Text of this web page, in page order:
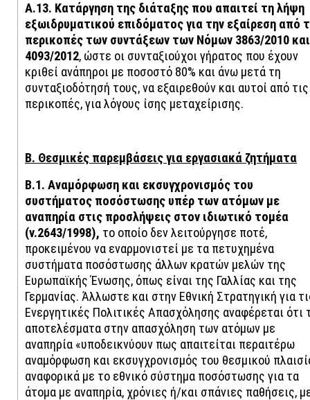
Α.13. Κατάργηση της διάταξης που απαιτεί τη λήψη
εξωιδρυματικού επιδόματος για την εξαίρεση από
περικοπές των συντάξεων των Νόμων 3863/2010 και
4093/2012, ώστε οι συνταξιούχοι γήρατος που έχουν
κριθεί ανάπηροι με ποσοστό 80% και άνω μετά τη
συνταξιοδότησή τους, να εξαιρεθούν και αυτοί από τις
περικοπές, για λόγους ίσης μεταχείρισης.
Β. Θεσμικές παρεμβάσεις για εργασιακά ζητήματα
Β.1. Αναμόρφωση και εκσυγχρονισμός του
συστήματος ποσόστωσης υπέρ των ατόμων με
αναπηρία στις προσλήψεις στον ιδιωτικό τομέα
(ν.2643/1998), το οποίο δεν λειτούργησε ποτέ,
προκειμένου να εναρμονιστεί με τα πετυχημένα
συστήματα ποσόστωσης άλλων κρατών μελών της
Ευρωπαϊκής Ένωσης, όπως είναι της Γαλλίας και της
Γερμανίας. Άλλωστε και στην Εθνική Στρατηγική για
Ενεργητικές Πολιτικές Απασχόλησης αναφέρεται ότι
αποτελέσματα στην απασχόληση των ατόμων με
αναπηρία «υποδεικνύουν πως απαιτείται περαιτέρω
αναμόρφωση και εκσυγχρονισμός του θεσμικού
αναφορικά με το εθνικό σύστημα ποσόστωσης για τα
άτομα με αναπηρία, χρόνιες ή/και σπάνιες παθήσεις,